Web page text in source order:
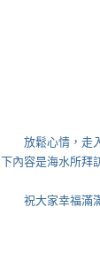
放鬆心情，走入
下內容是海水所拜
祝大家幸福滿滿
◎海